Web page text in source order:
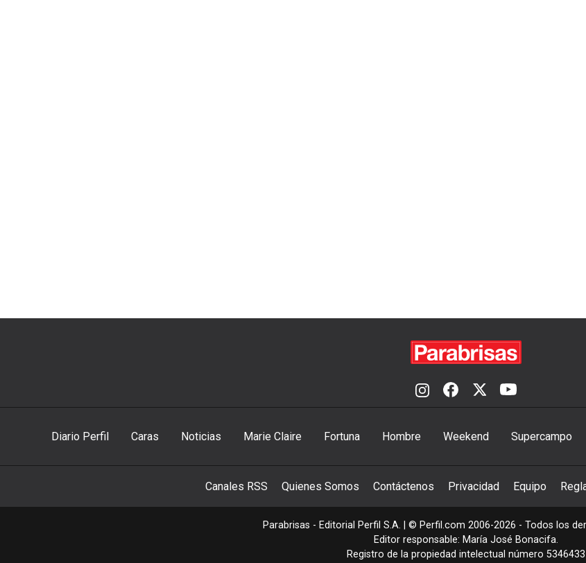
Diario Perfil Caras Noticias Marie Claire Fortuna Hombre Weekend Supercampo
Canales RSS Quienes Somos Contáctenos Privacidad Equipo
Parabrisas - Editorial Perfil S.A. | © Perfil.com 2006-2026 - Todos los
Editor responsable: María José Bonacifa.
Registro de la propiedad intelectual número 5346433